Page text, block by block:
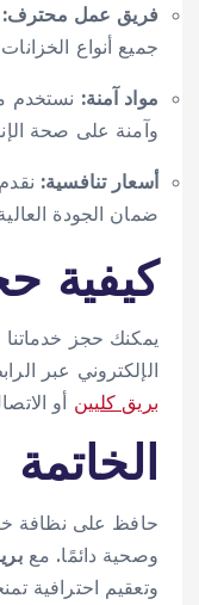
فريق عمل محترف:
جميع أنواع
مواد آمنة: نستخدم
وآمنة على صحة
أسعار تنافسية:
ضمان الجودة
كيفية
يمكنك حجز
الإلكتروني عبر
بريق كليين أو
الخاتمة
حافظ على نظافة
وصحية دائمًا. مع
وتعقيم احترافية